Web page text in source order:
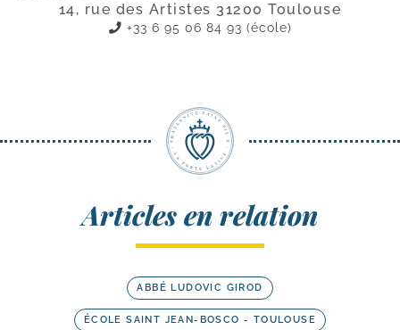
14, rue des Artistes 31200 Toulouse
+33 6 95 06 84 93 (école)
Articles en relation
ABBÉ LUDOVIC GIROD
ÉCOLE SAINT JEAN-BOSCO - TOULOUSE